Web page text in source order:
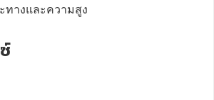
ทางและความสูง